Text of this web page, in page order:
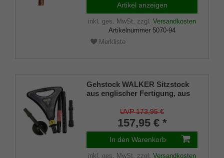
Artikel anzeigen
inkl. ges. MwSt. zzgl. Versandkosten
Artikelnummer 5070-94
Merkliste
Gehstock WALKER Sitzstock
aus englischer Fertigung, aus
Spezial-Klappsitz/griff,inklusiv
Gummipuffer und
wasserdichter Nylontasche,
UVP 173,95 €
157,95 € *
In den Warenkorb
inkl. ges. MwSt. zzgl. Versandkosten